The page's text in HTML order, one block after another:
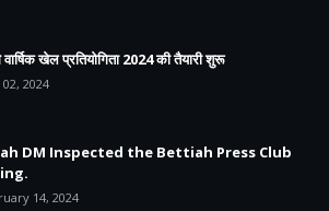
वार्षिक खेल प्रतियोगिता 2024 की तैयारी शुरू
02, 2024
DM Inspected the Bettiah Press Club
14, 2024